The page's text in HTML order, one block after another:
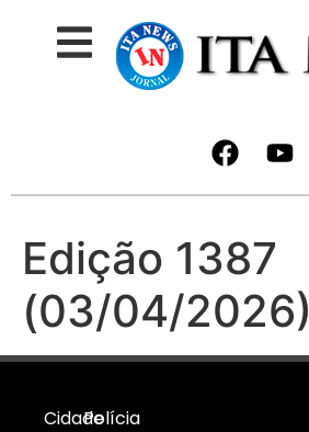
Edição 1387
(03/04/2026)
CidadePolícia